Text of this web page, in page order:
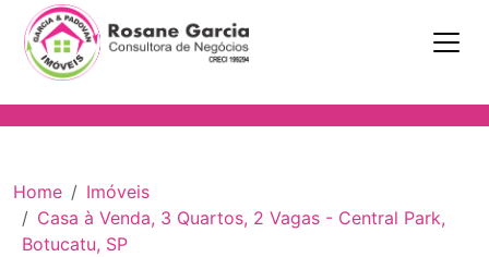
Home
Imóveis
Casa à Venda, 3 Quartos, 2 Vagas - Central Park,
Botucatu, SP